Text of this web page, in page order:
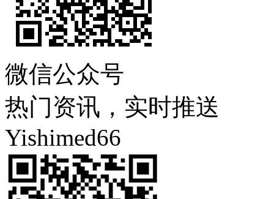
微信公众号
热门资讯，实时推送
Yishimed66